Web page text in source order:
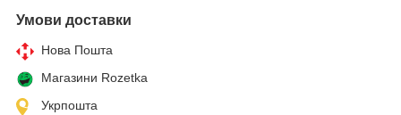
Умови доставки
Нова Пошта
Магазини Rozetka
Укрпошта